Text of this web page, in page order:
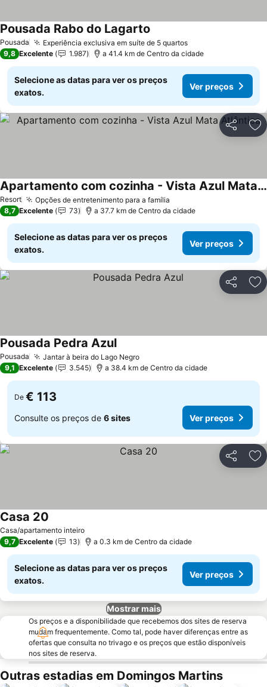
Pousada Experiência exclusiva em suíte de 5 quartos
Pousada Rabo do Lagarto
9,8 Excelente 1.987 a 41.4 km de Centro da cidade
Selecione as datas para ver os preços
exatos.
Ver preços
Partilhar
Resort Opções de entretenimento para a família
Apartamento com cozinha - Vista Azul Mata Atlântica
8,7 Excelente 73 a 37.7 km de Centro da cidade
Selecione as datas para ver os preços
exatos.
Ver preços
Partilhar
Pousada Jantar à beira do Lago Negro
Pousada Pedra Azul
9,1 Excelente 3.545 a 38.4 km de Centro da cidade
De € 113
Consulte os preços de 6 sites Ver preços
Partilhar
Casa/apartamento inteiro
Casa 20
9,7 Excelente 13 a 0.3 km de Centro da cidade
Selecione as datas para ver os preços
exatos.
Ver preços
Mostrar mais
Os preços e a disponibilidade que recebemos dos sites de reserva
mudam frequentemente. Como tal, pode haver diferenças entre as
ofertas que consulta no trivago e os preços que estão disponíveis
nos sites de reserva.
Outras estadias em Domingos Martins